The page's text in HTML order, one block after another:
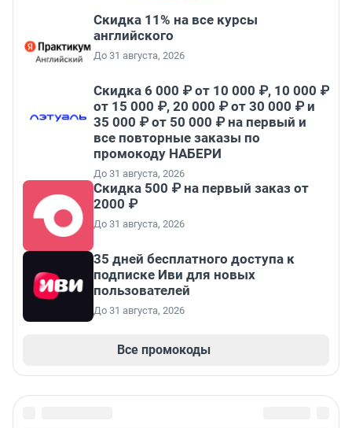
Скидка 11% на все курсы
английского
До 31 августа, 2026
Скидка 6 000 ₽ от 10 000 ₽, 10 000 ₽
от 15 000 ₽, 20 000 ₽ от 30 000 ₽ и
35 000 ₽ от 50 000 ₽ на первый и
все повторные заказы по
промокоду НАБЕРИ
До 31 августа, 2026
Скидка 500 ₽ на первый заказ от
2000 ₽
До 31 августа, 2026
35 дней бесплатного доступа к
подписке Иви для новых
пользователей
До 31 августа, 2026
Все промокоды